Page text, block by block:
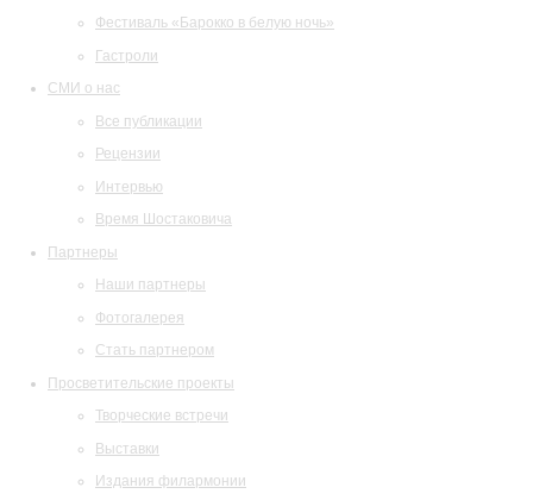
Фестиваль «Барокко в белую ночь»
Гастроли
СМИ о нас
Все публикации
Рецензии
Интервью
Время Шостаковича
Партнеры
Наши партнеры
Фотогалерея
Стать партнером
Просветительские проекты
Творческие встречи
Выставки
Издания филармонии